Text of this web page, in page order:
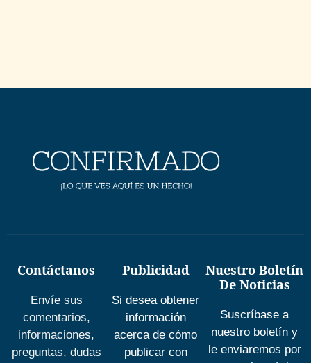
Contáctanos
Envíe sus
comentarios,
informaciones,
preguntas, dudas
Publicidad
Si desea obtener
información
acerca de cómo
publicar con
Nuestro Boletín
De Noticias
Suscríbase a
nuestro boletín y
le enviaremos por